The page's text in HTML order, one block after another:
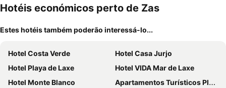
mento
Hotéis económicos perto de Zas
Estes hotéis também poderão interessá-lo...
Hotel Costa Verde
Hotel Casa Jurjo
Hotel Playa de Laxe
Hotel VIDA Mar de Laxe
Hotel Monte Blanco
Apartamentos Turísticos Playa de Osmo